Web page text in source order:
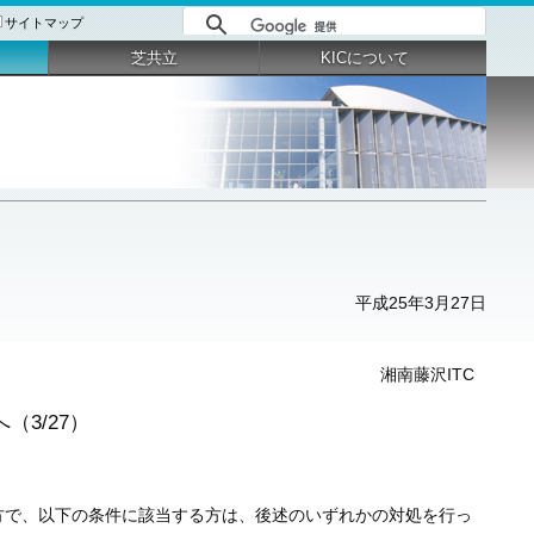
サイトマップ
平成25年3月27日
湘南藤沢ITC
3/27）
、以下の条件に該当する方は、後述のいずれかの対処を行っ
芝共立 KICについて